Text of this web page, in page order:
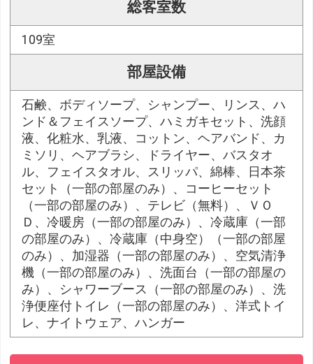
総客室数
109室
部屋設備
石鹸、ボディソープ、シャンプー、リンス、ハ
ンド＆フェイスソープ、ハミガキセット、洗顔
液、化粧水、乳液、コットン、ヘアバンド、カ
ミソリ、ヘアブラシ、ドライヤー、バスタオ
ル、フェイスタオル、スリッパ、綿棒、日本茶
セット（一部の部屋のみ）、コーヒーセット
（一部の部屋のみ）、テレビ（無料）、ＶＯ
Ｄ、冷暖房（一部の部屋のみ）、冷蔵庫（一部
の部屋のみ）、冷蔵庫（中身空）（一部の部屋
のみ）、加湿器（一部の部屋のみ）、空気清浄
機（一部の部屋のみ）、洗面台（一部の部屋の
み）、シャワーブース（一部の部屋のみ）、洗
浄便座付トイレ（一部の部屋のみ）、洋式トイ
レ、ナイトウェア、ハンガー